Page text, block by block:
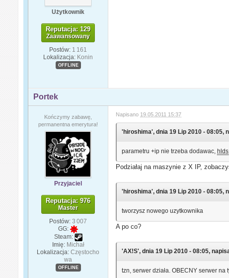
Użytkownik
Reputacja: 129
Zaawansowany
Postów: 1 161
Lokalizacja: Konin
OFFLINE
Portek
Kończymy zabawę,
permanentna emerytura!
Przyjaciel
Reputacja: 976
Master
Postów: 3 007
GG:
Steam:
Imię: Michał
Lokalizacja: Częstocho
wa
OFFLINE
Napisano 19.05.2011 15:37
'hiroshima', dnia 19 Lip 2010 - 08:05,
parametru +ip nie trzeba dodawac,hlds
Podziałaj na maszynie z X IP,
'hiroshima', dnia 19 Lip 2010 - 08:05,
tworzysz nowego uzytkownika
A po co?
'AX!S', dnia 19 Lip 2010 - 08:05,
tzn, serwer działa. OBECNY serwer na